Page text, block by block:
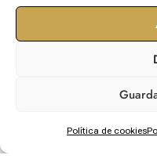
Política de cookies
Ut elit tellus.